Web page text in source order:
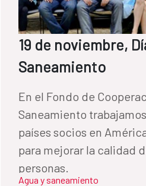
19 de noviembre,
Saneamiento
En el Fondo de
Saneamiento
países socios en
para mejorar la calidad
personas.
Agua y saneamiento